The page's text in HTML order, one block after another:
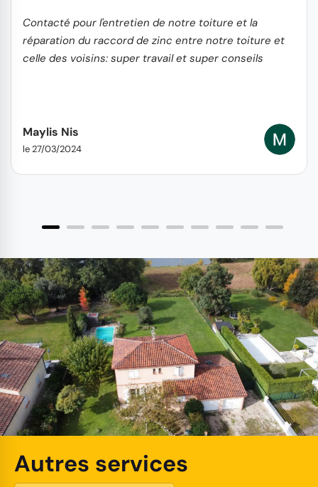
Contacté pour l'entretien de notre toiture et la
réparation du raccord de zinc entre notre toiture et
celle des voisins: super travail et super conseils
Maylis Nis
le 27/03/2024
Autres services